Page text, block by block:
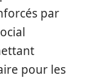
par
pour les